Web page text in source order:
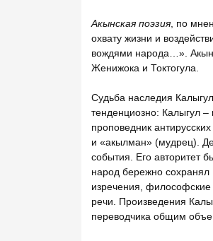
Акынская поэзия, по
охвату жизни и
вождями народа…».
Женижока и Токтогула.
Судьба наследия
тенденциозно: Калыгул
проповедник
и «акылман» (мудрец).
события. Его авторитет
народ бережно сохранял
изречения, философские
речи. Произведения
переводчика общим